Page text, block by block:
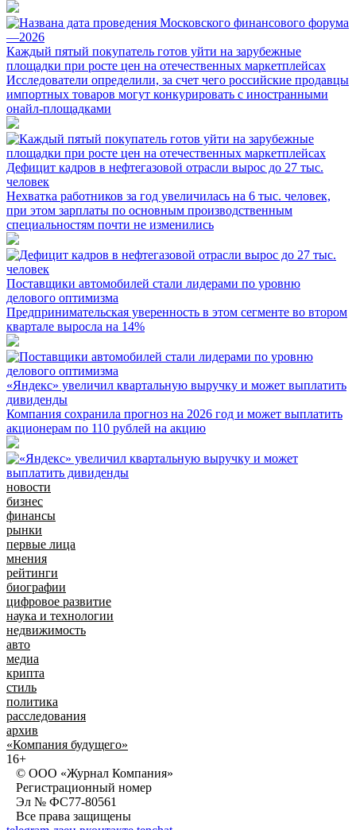
Каждый пятый покупатель готов уйти на зарубежные
площадки при росте цен на отечественных маркетплейсах
Исследователи определили, за счет чего российские продавцы
импортных товаров могут конкурировать с иностранными
онайл-площадками
Дефицит кадров в нефтегазовой отрасли вырос до 27 тыс.
человек
Нехватка работников за год увеличилась на 6 тыс. человек,
при этом зарплаты по основным производственным
специальностям почти не изменились
Поставщики автомобилей стали лидерами по уровню
делового оптимизма
Предпринимательская уверенность в этом сегменте во втором
квартале выросла на 14%
«Яндекс» увеличил квартальную выручку и может выплатить
дивиденды
Компания сохранила прогноз на 2026 год и может выплатить
акционерам по 110 рублей на акцию
новости
бизнес
финансы
рынки
первые лица
мнения
рейтинги
биографии
цифровое развитие
наука и технологии
недвижимость
авто
медиа
крипта
стиль
политика
расследования
архив
«Компания будущего»
16+
© ООО «Журнал Компания»
Регистрационный номер
Эл № ФС77-80561
Все права защищены